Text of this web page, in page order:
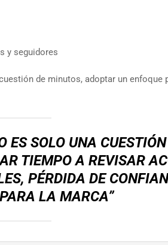
y seguidores
de minutos, adoptar un enfoque
ES SOLO UNA
TIEMPO A REVISAR
PÉRDIDA DE
LA MARCA”